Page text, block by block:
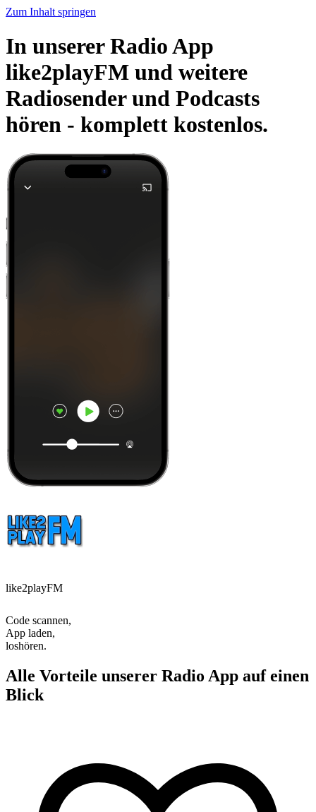
Zum Inhalt springen
In unserer Radio App
like2playFM und weitere
Radiosender und Podcasts
hören - komplett kostenlos.
like2playFM
Code scannen,
App laden,
loshören.
Alle Vorteile unserer Radio App auf einen
Blick